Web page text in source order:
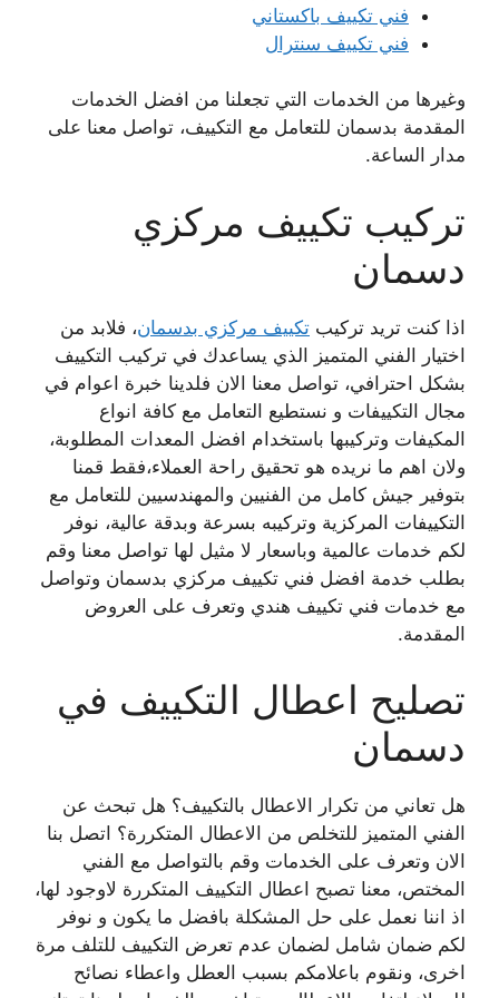
فني تكييف باكستاني
فني تكييف سنترال
وغيرها من الخدمات التي تجعلنا من افضل الخدمات
المقدمة بدسمان للتعامل مع التكييف، تواصل معنا على
مدار الساعة.
تركيب تكييف مركزي
دسمان
اذا كنت تريد تركيب تكييف مركزي بدسمان، فلابد من
اختيار الفني المتميز الذي يساعدك في تركيب التكييف
بشكل احترافي، تواصل معنا الان فلدينا خبرة اعوام في
مجال التكييفات و نستطيع التعامل مع كافة انواع
المكيفات وتركيبها باستخدام افضل المعدات المطلوبة،
ولان اهم ما نريده هو تحقيق راحة العملاء،فقط قمنا
بتوفير جيش كامل من الفنيين والمهندسيين للتعامل مع
التكييفات المركزية وتركيبه بسرعة وبدقة عالية، نوفر
لكم خدمات عالمية وباسعار لا مثيل لها تواصل معنا وقم
بطلب خدمة افضل فني تكييف مركزي بدسمان وتواصل
مع خدمات فني تكييف هندي وتعرف على العروض
المقدمة.
تصليح اعطال التكييف في
دسمان
هل تعاني من تكرار الاعطال بالتكييف؟ هل تبحث عن
الفني المتميز للتخلص من الاعطال المتكررة؟ اتصل بنا
الان وتعرف على الخدمات وقم بالتواصل مع الفني
المختص، معنا تصبح اعطال التكييف المتكررة لاوجود لها،
اذ اننا نعمل على حل المشكلة بافضل ما يكون و نوفر
لكم ضمان شامل لضمان عدم تعرض التكييف للتلف مرة
اخرى، ونقوم باعلامكم بسبب العطل واعطاء نصائح